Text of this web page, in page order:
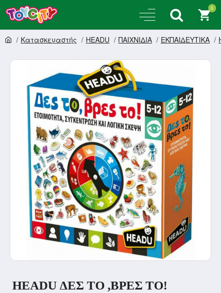
0
Κατασκευαστής HEADU ΠΑΙΧΝΙΔΙΑ ΕΚΠΑΙΔΕΥΤΙΚΑ
HEADU ΔΕΣ ΤΟ ,ΒΡΕΣ ΤΟ!